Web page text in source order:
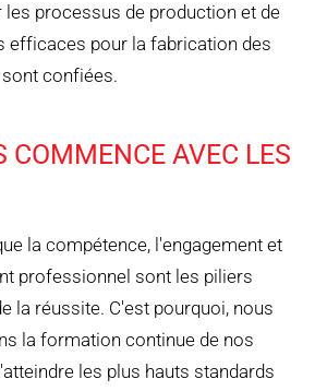
les processus de production et de
efficaces pour la fabrication des
confiées.
COMMENCE AVEC LES
la compétence, l'engagement et
professionnel sont les piliers
la réussite. C'est pourquoi, nous
la formation continue de nos
les plus hauts standards